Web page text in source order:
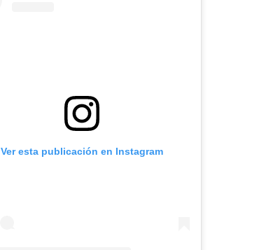
Ver esta publicación en Instagram